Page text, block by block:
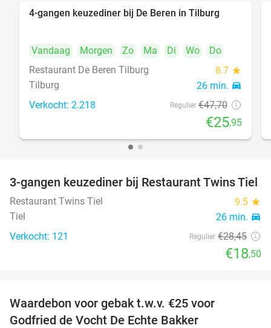
4-gangen keuzediner bij De Beren in Tilburg
Vandaag Morgen Zo Ma Di Wo
Do
Restaurant De Beren Tilburg
8.7 star
Tilburg 26 min. directions_car
Verkocht: 2.218 Regulier €47,70
€25,95
35%
3-gangen keuzediner bij Restaurant Twins Tiel
Restaurant Twins Tiel 9.5 star
Tiel 26 min. directions_car
Verkocht: 121 Regulier €28,45
€18,50
Waardebon voor gebak t.w.v. €25 voor
Godfried de Vocht De Echte Bakker